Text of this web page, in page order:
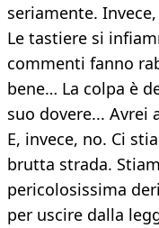
seriamente.
Le tastiere si
commenti fanno
bene… La colpa è
suo dovere... Avrei
E, invece, no. Ci
brutta strada.
pericolosissima
per uscire dalla